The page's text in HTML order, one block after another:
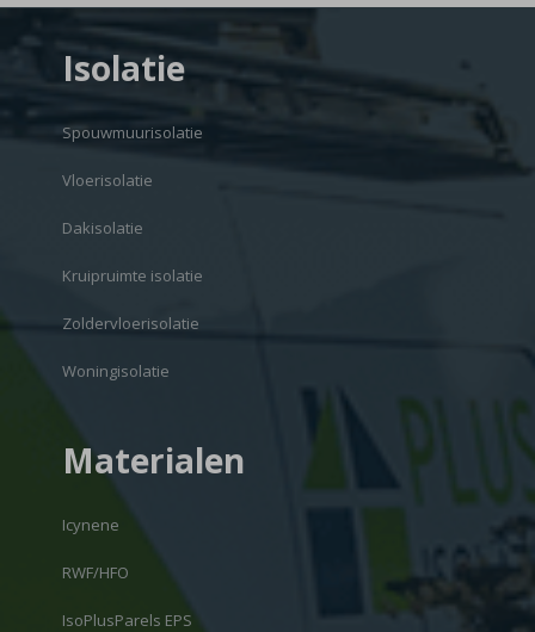
Isolatie
Spouwmuurisolatie
Vloerisolatie
Dakisolatie
Kruipruimte isolatie
Zoldervloerisolatie
Woningisolatie
Materialen
Icynene
RWF/HFO
IsoPlusParels EPS